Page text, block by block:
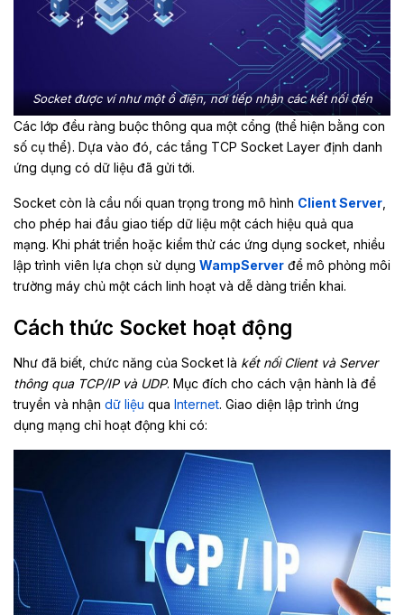
Socket được ví như một ổ điện, nơi tiếp nhận các kết nối đến
Các lớp đều ràng buộc thông qua một cổng (thể hiện bằng con
số cụ thể). Dựa vào đó, các tầng TCP Socket Layer định danh
ứng dụng có dữ liệu đã gửi tới.
Socket còn là cầu nối quan trọng trong mô hình Client Server
cho phép hai đầu giao tiếp dữ liệu một cách hiệu quả qua
mạng. Khi phát triển hoặc kiểm thử các ứng dụng socket, nhiều
lập trình viên lựa chọn sử dụng WampServer để mô phỏng môi
trường máy chủ một cách linh hoạt và dễ dàng triển khai.
Cách thức Socket hoạt động
Như đã biết, chức năng của Socket là kết nối Client và Server
thông qua TCP/IP và UDP. Mục đích cho cách vận hành là để
truyền và nhận dữ liệu qua Internet. Giao diện lập trình ứng
dụng mạng chỉ hoạt động khi có: